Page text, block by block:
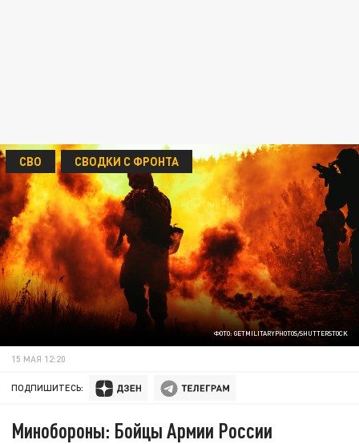
ФОТО: GETMILITARYPHOTOS/SHUTTERSTOCK
СВО СВОДКИ С ФРОНТА
15 МАЯ 12:20
ПОДПИШИТЕСЬ:
Минобороны: Бойцы Армии России